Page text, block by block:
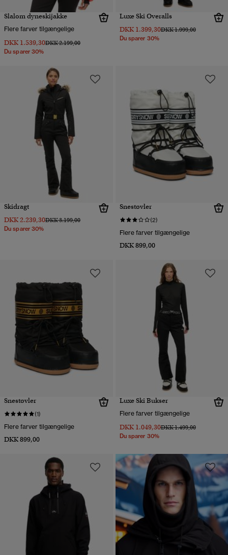
Slalom dyneskijakke
Flere farver tilgængelige
DKK 1.539,30Pris nedsat fra
DKK 2.199,00til
Du sparer 30%
Luxe Ski Overalls
DKK 1.399,30Pris nedsat fra
DKK 1.999,00til
Du sparer 30%
Skidragt
DKK 2.239,30Pris nedsat fra
DKK 3.199,00til
Du sparer 30%
Snestøvler
(2)
Flere farver tilgængelige
DKK 899,00
Snestøvler
(1)
Flere farver tilgængelige
DKK 899,00
Luxe Ski Bukser
Flere farver tilgængelige
DKK 1.049,30Pris nedsat fra
DKK 1.499,00til
Du sparer 30%